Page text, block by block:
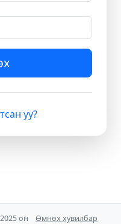
уу?
он Өмнөх хувилбар